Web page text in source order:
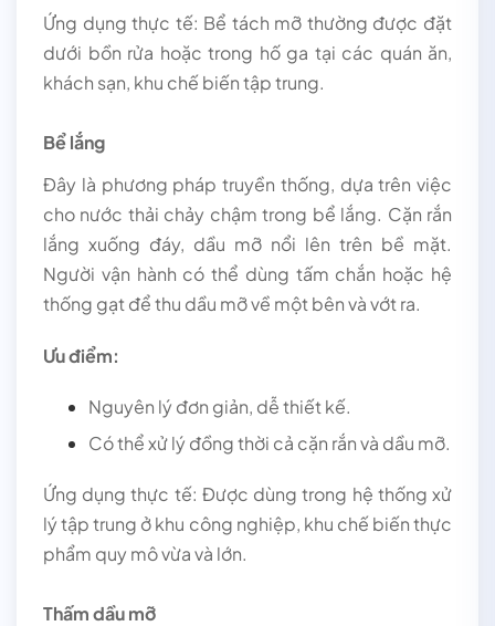
Ứng dụng thực tế: Bể tách mỡ thường được đặt
dưới bồn rửa hoặc trong hố ga tại các quán ăn,
khách sạn, khu chế biến tập trung.
Bể lắng
Đây là phương pháp truyền thống, dựa trên việc
cho nước thải chảy chậm trong bể lắng. Cặn rắn
lắng xuống đáy, dầu mỡ nổi lên trên bề mặt.
Người vận hành có thể dùng tấm chắn hoặc hệ
thống gạt để thu dầu mỡ về một bên và vớt ra.
Ưu điểm:
Nguyên lý đơn giản, dễ thiết kế.
Có thể xử lý đồng thời cả cặn rắn và dầu mỡ.
Ứng dụng thực tế: Được dùng trong hệ thống xử
lý tập trung ở khu công nghiệp, khu chế biến thực
phẩm quy mô vừa và lớn.
Thấm dầu mỡ